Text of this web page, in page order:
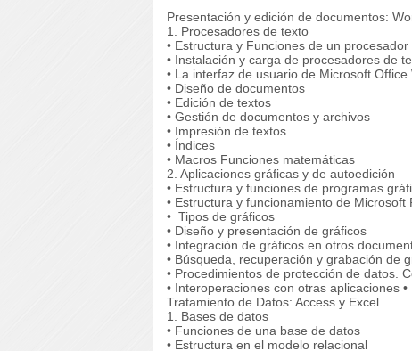
Presentación y edición de documentos:
1. Procesadores de texto
• Estructura y Funciones de un
• Instalación y carga de procesadores de
• La interfaz de usuario de Microsoft Office
• Diseño de documentos
• Edición de textos
• Gestión de documentos y archivos
• Impresión de textos
• Índices
• Macros Funciones matemáticas
2. Aplicaciones gráficas y de autoedición
• Estructura y funciones de programas
• Estructura y funcionamiento de Microsoft
• Tipos de gráficos
• Diseño y presentación de gráficos
• Integración de gráficos en otros
• Búsqueda, recuperación y grabación de
• Procedimientos de protección de datos.
• Interoperaciones con otras aplicaciones
Tratamiento de Datos: Access y Excel
1. Bases de datos
• Funciones de una base de datos
• Estructura en el modelo relacional